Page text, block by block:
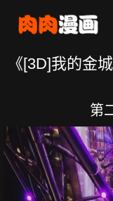
《[3D]我的金
第